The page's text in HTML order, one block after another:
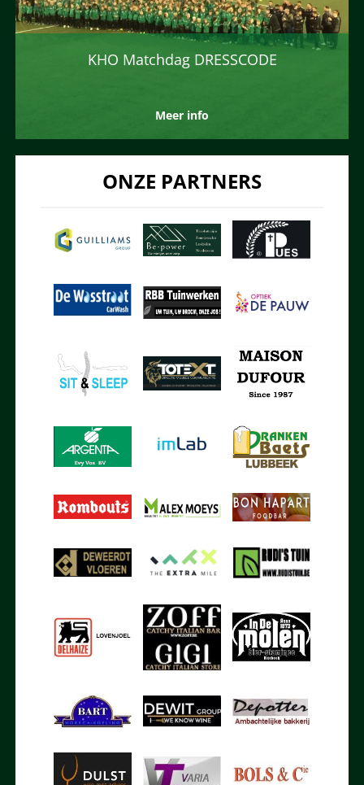
KHO Matchdag DRESSCODE
Meer info
ONZE PARTNERS